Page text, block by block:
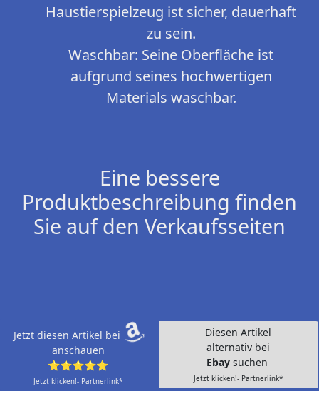
Haustierspielzeug ist sicher, dauerhaft
zu sein.
Waschbar: Seine Oberfläche ist
aufgrund seines hochwertigen
Materials waschbar.
Eine bessere
Produktbeschreibung finden
Sie auf den Verkaufsseiten
Jetzt diesen Artikel bei
anschauen
⭐⭐⭐⭐⭐
Jetzt klicken!- Partnerlink*
Diesen Artikel
alternativ bei
Ebay suchen
Jetzt klicken!- Partnerlink*